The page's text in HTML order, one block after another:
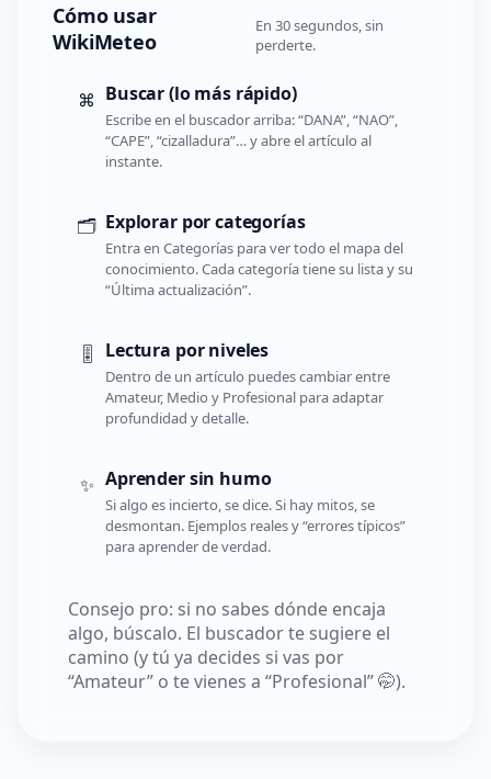
Cómo usar
WikiMeteo
En 30 segundos, sin
perderte.
⌘ Buscar (lo más rápido)
Escribe en el buscador arriba: “DANA”, “NAO”,
“CAPE”, “cizalladura”… y abre el artículo al
instante.
🗂️ Explorar por categorías
Entra en Categorías para ver todo el mapa del
conocimiento. Cada categoría tiene su lista y su
“Última actualización”.
🎚️ Lectura por niveles
Dentro de un artículo puedes cambiar entre
Amateur, Medio y Profesional para adaptar
profundidad y detalle.
✨ Aprender sin humo
Si algo es incierto, se dice. Si hay mitos, se
desmontan. Ejemplos reales y “errores típicos”
para aprender de verdad.
Consejo pro: si no sabes dónde encaja
algo, búscalo. El buscador te sugiere el
camino (y tú ya decides si vas por
“Amateur” o te vienes a “Profesional” 🤭).